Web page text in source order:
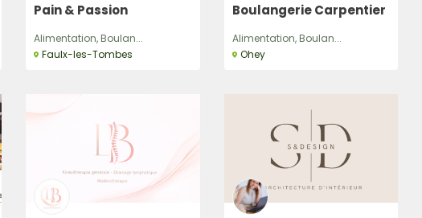
Pain & Passion
Alimentation, Boulan...
Faulx-les-Tombes
Boulangerie Carpentier
Alimentation, Boulan...
Ohey